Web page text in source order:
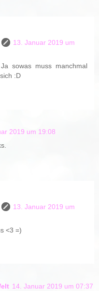
13. Januar 2019 um
sowas muss manchmal
:D
2019 um 19:08
13. Januar 2019 um
<3 =)
14. Januar 2019 um 07:37